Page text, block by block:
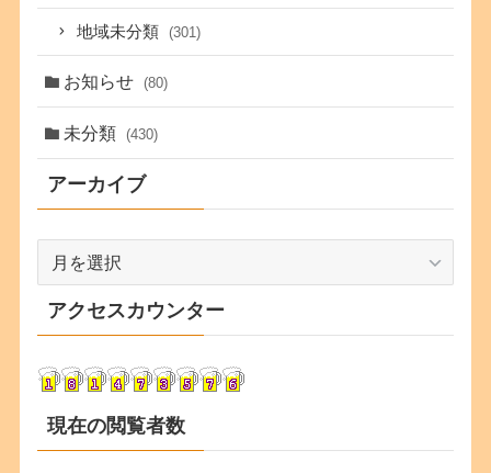
地域未分類 (301)
お知らせ (80)
未分類 (430)
アーカイブ
カ
イ
アクセスカウンター
現在の閲覧者数